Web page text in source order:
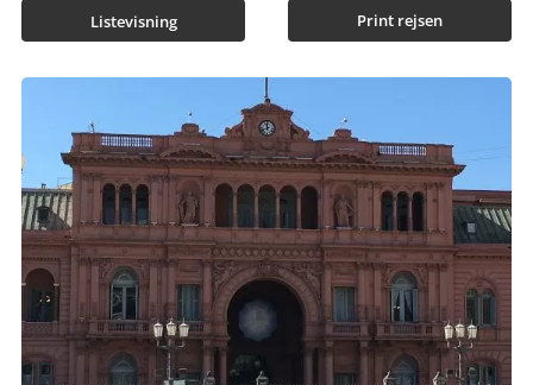
Listevisning Print rejsen